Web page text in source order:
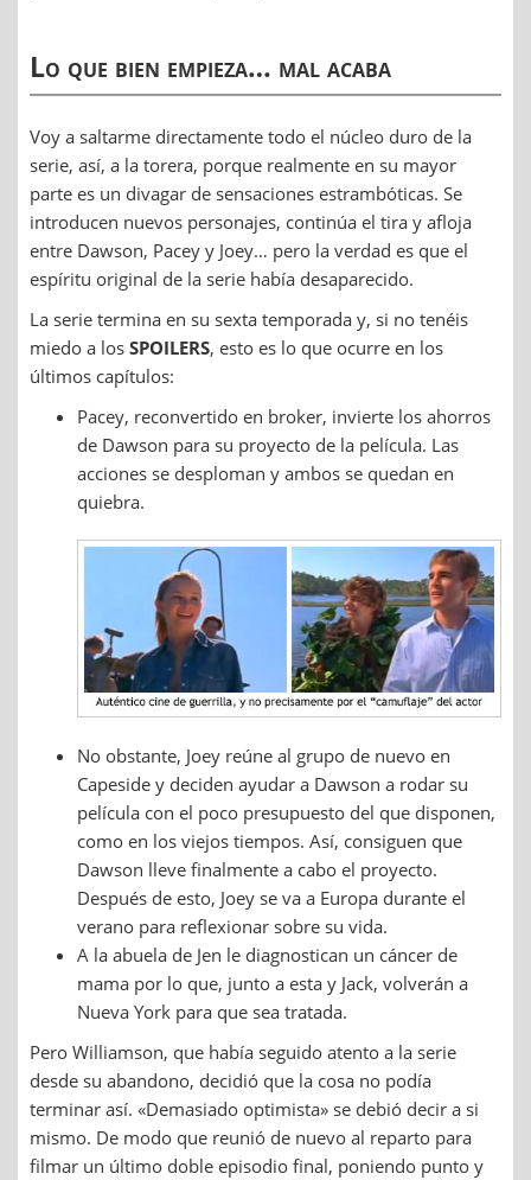
Lo que bien empieza… mal acaba
Voy a saltarme directamente todo el núcleo duro de la
serie, así, a la torera, porque realmente en su mayor
parte es un divagar de sensaciones estrambóticas. Se
introducen nuevos personajes, continúa el tira y afloja
entre Dawson, Pacey y Joey… pero la verdad es que el
espíritu original de la serie había desaparecido.
La serie termina en su sexta temporada y, si no tenéis
miedo a los SPOILERS, esto es lo que ocurre en los
últimos capítulos:
Pacey, reconvertido en broker, invierte los ahorros
de Dawson para su proyecto de la película. Las
acciones se desploman y ambos se quedan en
quiebra.
No obstante, Joey reúne al grupo de nuevo en
Capeside y deciden ayudar a Dawson a rodar su
película con el poco presupuesto del que disponen,
como en los viejos tiempos. Así, consiguen que
Dawson lleve finalmente a cabo el proyecto.
Después de esto, Joey se va a Europa durante el
verano para reflexionar sobre su vida.
A la abuela de Jen le diagnostican un cáncer de
mama por lo que, junto a esta y Jack, volverán a
Nueva York para que sea tratada.
Pero Williamson, que había seguido atento a la serie
desde su abandono, decidió que la cosa no podía
terminar así. «Demasiado optimista» se debió decir a si
mismo. De modo que reunió de nuevo al reparto para
filmar un último doble episodio final, poniendo punto y